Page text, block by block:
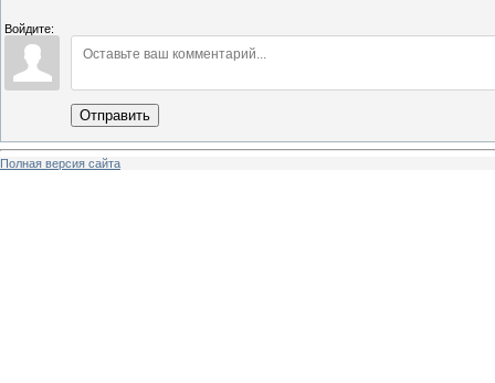
Войдите:
Отправить
Полная версия сайта